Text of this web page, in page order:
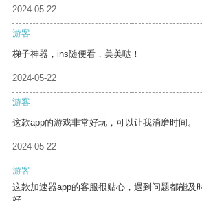
2024-05-22
游客
梯子神器，ins随便看，美美哒！
2024-05-22
游客
这款app的游戏非常好玩，可以让我消磨时间。
2024-05-22
游客
这款加速器app的客服很贴心，遇到问题都能及